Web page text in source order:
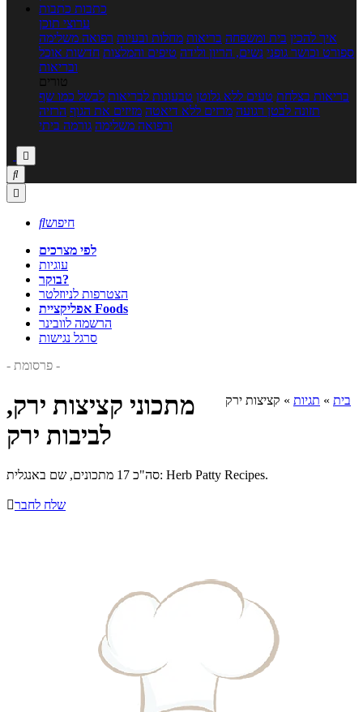
כתבות כתבות
ערוצי תוכן
איך להכין בית ומשפחה בריאות מחלות ובעיות רפואה משלימה
ספורט וכושר גופני נשים, הריון ולידה טיפים והמלצות חדשות אוכל
ובריאות
טורים
בריאות בצלחת טעים ללא גלוטן טבעונות לבריאות לבשל כמו שף
תזונה לבטן רגועה מרזים ללא דיאטה מזיזים את הגוף הרזיה
ורפואה משלימה גורמה ביתי



חיפוש
לפי מצרכים
עוגיות
בוקר?
הצטרפות לניוזלטר
אפליקציית Foods
הרשמה לוובינר
סרגל נגישות
- פרסומת -
בית » תגיות » קציצות ירק
מתכוני קציצות ירק,
לביבות ירק
סה"כ 17 מתכונים, שם באנגלית: Herb Patty Recipes.
שלח לחבר